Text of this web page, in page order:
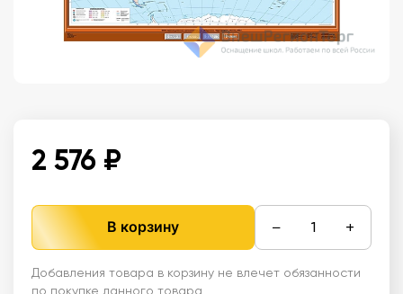
2 576 ₽
В корзину − +
Добавления товара в корзину не влечет обязанности
по покупке данного товара